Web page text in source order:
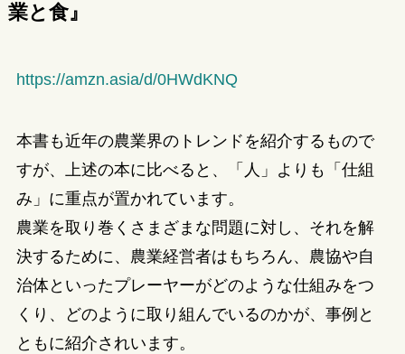
業と食』
https://amzn.asia/d/0HWdKNQ
本書も近年の農業界のトレンドを紹介するもので
すが、上述の本に比べると、「人」よりも「仕組
み」に重点が置かれています。
農業を取り巻くさまざまな問題に対し、それを解
決するために、農業経営者はもちろん、農協や自
治体といったプレーヤーがどのような仕組みをつ
くり、どのように取り組んでいるのかが、事例と
ともに紹介されいます。